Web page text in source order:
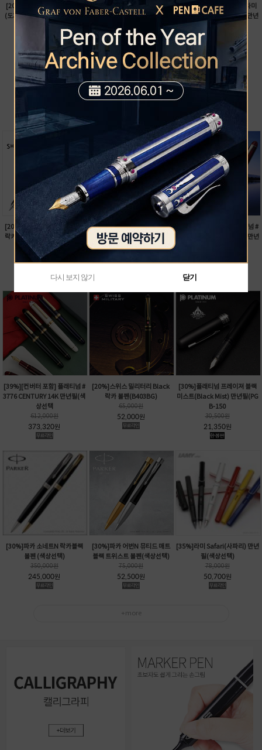
[20%]피에르가르뎅 Dogasy
(도거시) 강아지 펄잉크(25ml/
원
몰스킨 X 무민 하드커버 라지 노
트(룰드)
55,000원
[35%][카트리지1팩증정]라미
사파리 2026 스페셜에디션 만년
78,000
원
+more
[20%]쉐퍼 레가시 컬렉션 블랙
락카 만년필(906443/906453)
300,000 원
240,000
[30%]파이롯트 프레라(FRERA)
만년필(색상선택/FPR-3SR)
45,000 원
[39%][컨버터 포함] 플래티넘 #
3776 NEW CENTURY 14K 만년
[39%][컨버터 포함] 플래티넘 #
3776 CENTURY 14K 만년필(색
상선택
612,000원
373,320원
[20%]스위스 밀리터리 Black
락카 볼펜(B403BG)
65,000원
52,000원
[30%]플래티넘 프레이져 블랙
미스트(Black Mist) 만년필(PG
B-150
30,500원
21,350원
[30%]파카 소네트N 락카블랙
볼펜 (색상선택)
350,000원
245,000원
[30%]파카 어번N 뮤티드 매트
블랙 트위스트 볼펜(색상선택)
75,000원
52,500원
[35%]라미 Safari(사파리) 만년
필(색상선택)
78,000원
50,700원
+more
다시 보지 않기 닫기